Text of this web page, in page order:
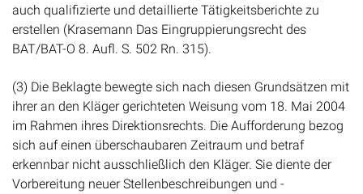
auch qualifizierte und detaillierte Tätigkeitsberichte zu
erstellen (Krasemann Das Eingruppierungsrecht des
BAT/BAT-O 8. Aufl. S. 502 Rn. 315).
(3) Die Beklagte bewegte sich nach diesen Grundsätzen mit
ihrer an den Kläger gerichteten Weisung vom 18. Mai 2004
im Rahmen ihres Direktionsrechts. Die Aufforderung bezog
sich auf einen überschaubaren Zeitraum und betraf
erkennbar nicht ausschließlich den Kläger. Sie diente der
Vorbereitung neuer Stellenbeschreibungen und -